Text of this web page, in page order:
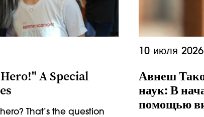
A Special
That’s the question
10 июля 2026
Авнеш
наук: В
помощью